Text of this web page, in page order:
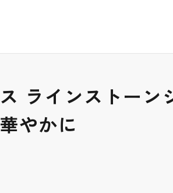
ラインストーン
やかに